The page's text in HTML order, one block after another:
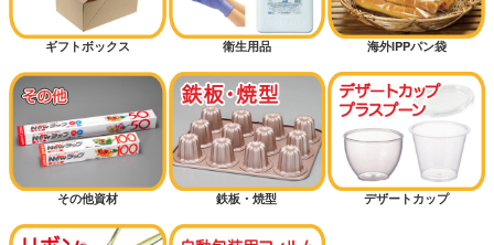
ギフトボックス 衛生用品 海外IPPパン袋
その他資材 鉄板・焼型 デザートカップ